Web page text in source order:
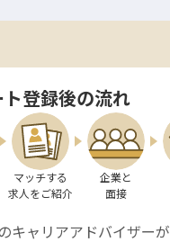
ト登録後の流れ
マッチする
求人をご紹介
企業と
面接
キャリアアドバイザーが